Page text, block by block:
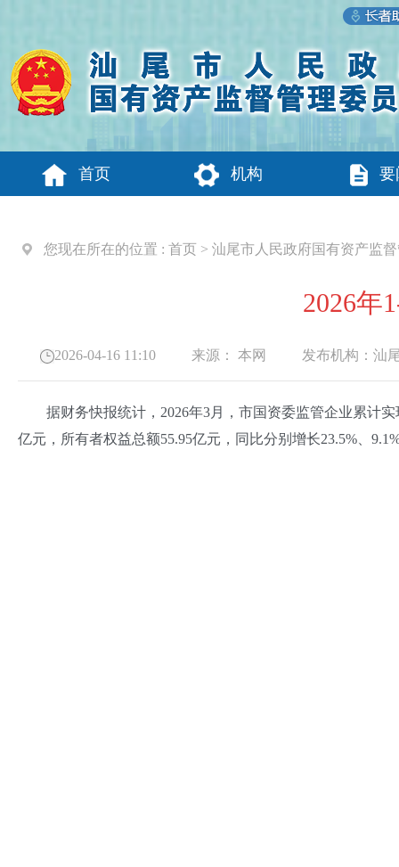
首页 机构 要
您现在所在的位置 : 首页 > 汕尾市人民政府国有资产监
2026年
2026-04-16 11:10 来源： 本网 发布机构： 汕
据财务快报统计，2026年3月，市国资委监管企业累计实
亿元，所有者权益总额55.95亿元，同比分别增长23.5%、